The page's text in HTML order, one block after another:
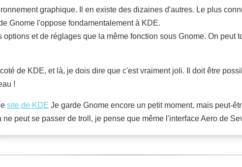
graphique. Il en existe des dizaines d'autres. Le plus
Gnome l'oppose fondamentalement à KDE.
et de réglages que la même fonction sous Gnome. On peut
de KDE, et là, je dois dire que c'est vraiment joli. Il doit être
!
site de KDE Je garde Gnome encore un petit moment, mais peut-
peut se passer de troll, je pense que même l'interface Aero de